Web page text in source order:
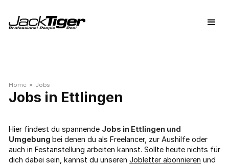
Home » Jobs
Ettlingen
Hier findest du spannende Jobs in Ettlingen und
Umgebung bei denen du als Freelancer, zur Aushilfe oder
auch in Festanstellung arbeiten kannst. Sollte heute nichts für
dich dabei sein, kannst du unseren Jobletter abonnieren und